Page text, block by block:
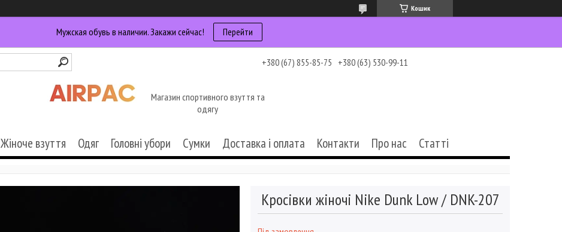
Кошик
Мужская обувь в наличии. Закажи сейчас! Перейти
+380 (67) 855-85-75 +380 (63) 530-99-11
Магазин спортивного взуття та
одягу
Жіноче взуття Одяг Головні убори Сумки Доставка і оплата Контакти Про нас Статті
Кросівки жіночі Nike Dunk Low / DNK-207